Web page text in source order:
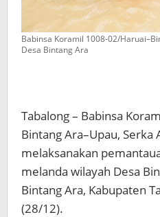
Babinsa Koramil 1008-02/
Desa Bintang Ara
Tabalong – Babinsa
Bintang Ara–Upau, Serka
melaksanakan
melanda wilayah Desa
Bintang Ara, Kabupaten
(28/12).